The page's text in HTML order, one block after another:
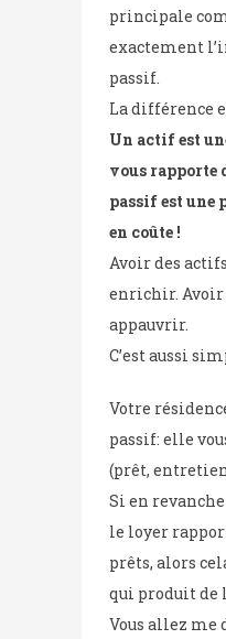
principale
exactement
passif.
La différence
Un actif est
vous rapporte
passif est une
en coûte !
Avoir des
enrichir. Avoir
appauvrir.
C’est aussi
Votre
passif: elle
(prêt,
Si en
le loyer
prêts, alors
qui produit de
Vous allez me